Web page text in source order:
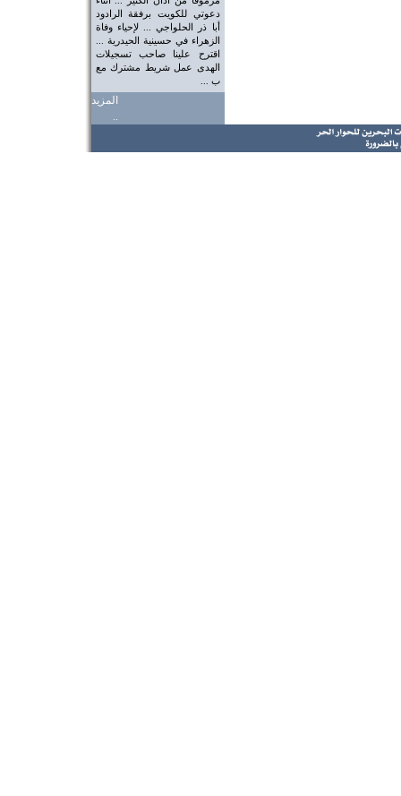
دعوتي للكويت برفقة الرادود
أبا ذر الحلواجي ... لإحياء وفاة
الزهراء في حسينية الحيدرية ...
اقترح علينا صاحب تسجيلات
الهدى عمل شريط مشترك مع
ب ...
المزيد
..